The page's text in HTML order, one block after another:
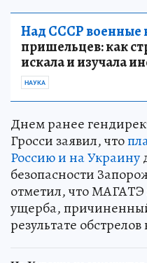
Над СССР военные
пришельцев: как
искала и изучала
НАУКА
Днем ранее
Гросси заявил, что
Россию и на Украину
безопасности
отметил, что МАГАТЭ
ущерба,
результате